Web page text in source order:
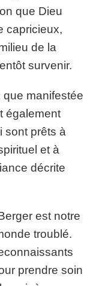
que Dieu
capricieux,
de la
survenir.
manifestée
également
sont prêts à
et à
décrite
est notre
troublé.
prendre soin